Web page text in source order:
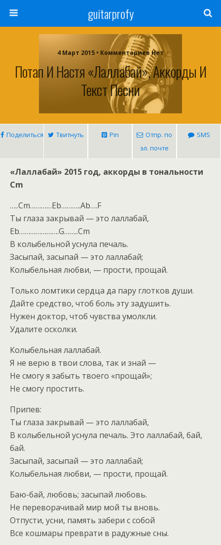
guitarprofy
4 Март 2015 • Комментариев Нет
Потап И Настя «Лаллабай», Аккорды И
Текст Песни
Поделиться Твитнуть Pin
Отпр. по
эл. почте
SMS
«Лаллабай» 2015 год, аккорды в тональности
Cm
…..Cm…………Eb………..Ab….F
Ты глаза закрывай — это лаллабай,
Eb………………….G……..Cm
В колыбельной уснула печаль.
Засыпай, засыпай — это лаллабай;
Колыбельная любви, — прости, прощай.
Только ломтики сердца да пару глотков души.
Дайте средство, чтоб боль эту задушить.
Нужен доктор, чтоб чувства умолкли.
Удалите осколки.
Колыбельная лаллабай.
Я не верю в твои слова, так и знай —
Не смогу я забыть твоего «прощай»;
Не смогу простить.
Припев:
Ты глаза закрывай — это лаллабай,
В колыбельной уснула печаль. Это лаллабай, бай,
бай.
Засыпай, засыпай — это лаллабай;
Колыбельная любви, — прости, прощай.
Баю-бай, любовь; засыпай любовь.
Не переворачивай мир мой ты вновь.
Отпусти, усни, память забери с собой
Все кошмары преврати в радужные сны.